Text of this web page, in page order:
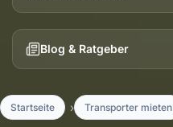
Blog & Ratgeber
Startseite Transporter mieten